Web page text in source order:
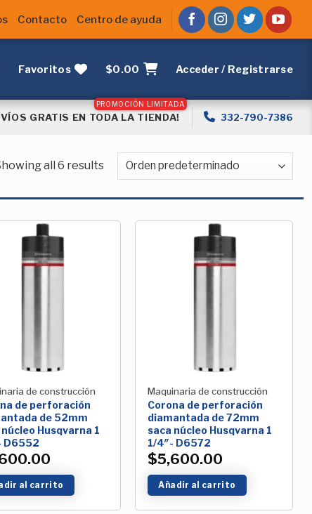
Contacto Centro de ayuda
Favoritos $0.00 Acceder / Registrarse
GRATIS EN TODA LA TIENDA! 332-790-7386
all 6 results
de construcción
de perforación
de 52mm
Husqvarna 1
D6552
al carrito
Maquinaria de construcción
Corona de perforación
diamantada de 72mm
saca núcleo Husqvarna 1
1/4″- D6572
$5,600.00
Añadir al carrito